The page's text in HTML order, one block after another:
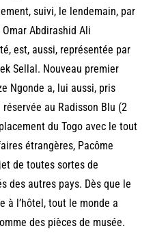
suivi, le lendemain, par
Abdirashid Ali
est, aussi, représentée par
Sellal. Nouveau premier
Ngonde a, lui aussi, pris
au Radisson Blu (2
du Togo avec le tout
étrangères, Pacôme
de toutes sortes de
des autres pays. Dès que le
à l’hôtel, tout le monde a
des pièces de musée.